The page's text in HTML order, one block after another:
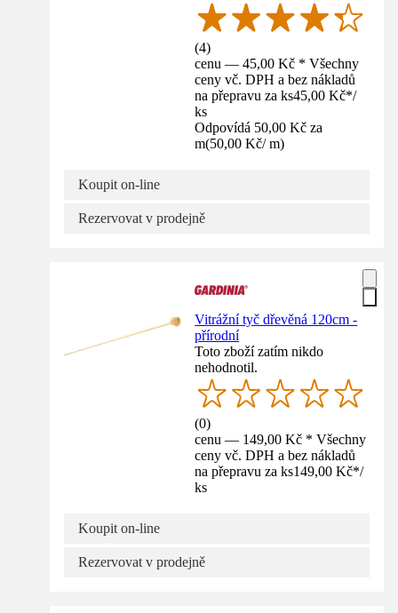
(4)
cenu — 45,00 Kč * Všechny
ceny vč. DPH a bez nákladů
na přepravu za ks45,00 Kč*/
ks
Odpovídá 50,00 Kč za
m(50,00 Kč/ m)
Koupit on-line
Rezervovat v prodejně
Vitrážní tyč dřevěná 120cm -
přírodní
Toto zboží zatím nikdo
nehodnotil.
(0)
cenu — 149,00 Kč * Všechny
ceny vč. DPH a bez nákladů
na přepravu za ks149,00 Kč*/
ks
Koupit on-line
Rezervovat v prodejně